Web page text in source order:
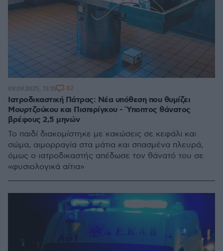
Ιατροδικαστική Πάτρας: Νέα υπόθεση που θυμίζει
Μουρτζούκου και Πισπιρίγκου - Ύποπτος θάνατος
βρέφους 2,5 μηνών
Το παιδί διακομίστηκε με κακώσεις σε κεφάλι και
σώμα, αιμορραγία στα μάτια και σπασμένα πλευρά,
όμως ο ιατροδικαστής απέδωσε τον θάνατό του σε
«φυσιολογικά αίτια»
09.09.2025, 13:15 82